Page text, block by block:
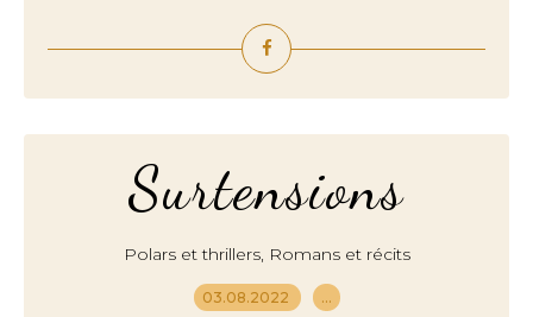
Surtensions
Polars et thrillers, Romans et récits
03.08.2022 …